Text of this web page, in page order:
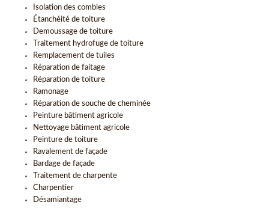
Isolation des combles
Étanchéité de toiture
Demoussage de toiture
Traitement hydrofuge de toiture
Remplacement de tuiles
Réparation de faitage
Réparation de toiture
Ramonage
Réparation de souche de cheminée
Peinture bâtiment agricole
Nettoyage bâtiment agricole
Peinture de toiture
Ravalement de façade
Bardage de façade
Traitement de charpente
Charpentier
Désamiantage